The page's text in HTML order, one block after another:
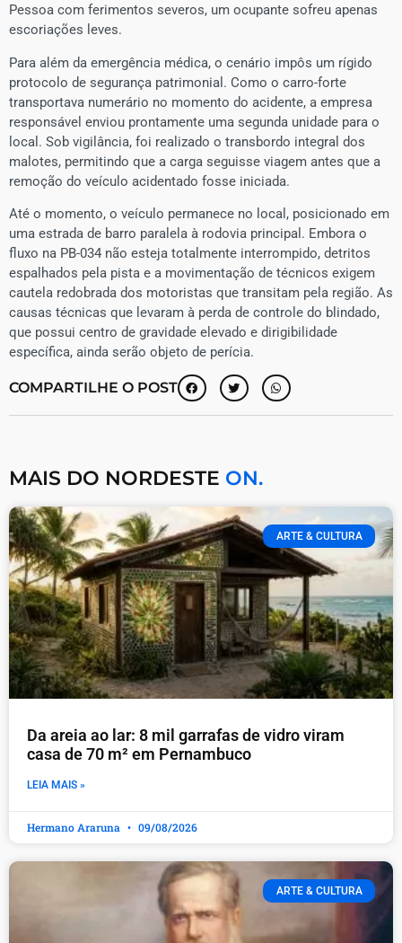
Pessoa com ferimentos severos, um ocupante sofreu apenas
escoriações leves.​
Para além da emergência médica, o cenário impôs um rígido
protocolo de segurança patrimonial. Como o carro-forte
transportava numerário no momento do acidente, a empresa
responsável enviou prontamente uma segunda unidade para o
local. Sob vigilância, foi realizado o transbordo integral dos
malotes, permitindo que a carga seguisse viagem antes que a
remoção do veículo acidentado fosse iniciada.
​Até o momento, o veículo permanece no local, posicionado em
uma estrada de barro paralela à rodovia principal. Embora o
fluxo na PB-034 não esteja totalmente interrompido, detritos
espalhados pela pista e a movimentação de técnicos exigem
cautela redobrada dos motoristas que transitam pela região. As
causas técnicas que levaram à perda de controle do blindado,
que possui centro de gravidade elevado e dirigibilidade
específica, ainda serão objeto de perícia.
COMPARTILHE O POST
MAIS DO NORDESTE ON.
ARTE & CULTURA
Da areia ao lar: 8 mil garrafas de vidro viram
casa de 70 m² em Pernambuco
LEIA MAIS »
Hermano Araruna 09/08/2026
ARTE & CULTURA